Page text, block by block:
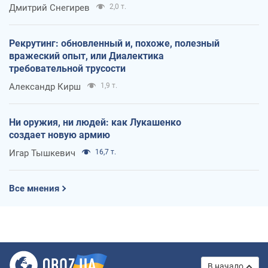
оккупантов
Дмитрий Снегирев 2,0 т.
Рекрутинг: обновленный и, похоже, полезный
вражеский опыт, или Диалектика
требовательной трусости
Александр Кирш 1,9 т.
Ни оружия, ни людей: как Лукашенко
создает новую армию
Игар Тышкевич 16,7 т.
Все мнения